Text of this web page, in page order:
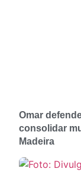
Omar
consolidar
Madeira